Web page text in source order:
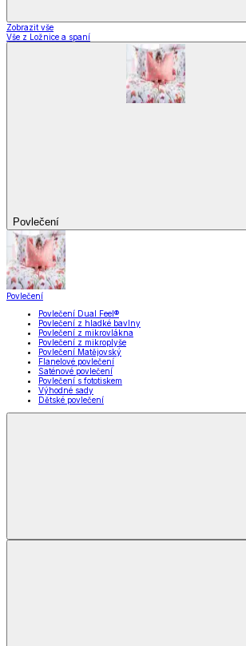
Zobrazit vše
Vše z Ložnice a spaní
Povlečení
Povlečení
Povlečení Dual Feel®
Povlečení z hladké bavlny
Povlečení z mikrovlákna
Povlečení z mikroplyše
Povlečení Matějovský
Flanelové povlečení
Saténové povlečení
Povlečení s fototiskem
Výhodné sady
Dětské povlečení